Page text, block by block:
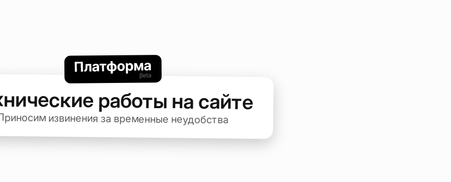
работы на сайте
извинения за временные неудобства